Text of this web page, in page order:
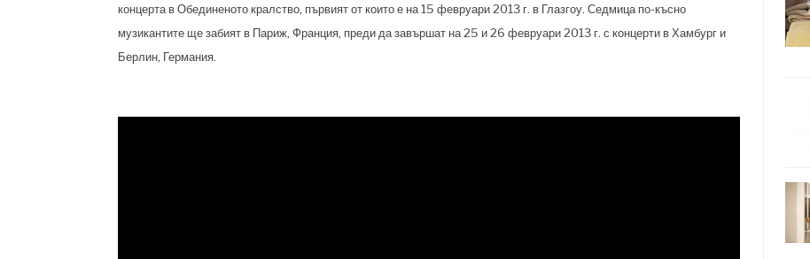
концерта в Обединеното кралство, първият от които е на 15 февруари 2013 г. в Глазгоу. Седмица по-късно
музикантите ще забият в Париж, Франция, преди да завършат на 25 и 26 февруари 2013 г. с концерти в Хамбург и
Берлин, Германия.